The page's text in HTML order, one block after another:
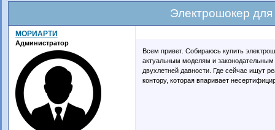
Электрошокер
МОРИАРТИ
Администратор
Всем привет. Собираюсь купить
актуальным моделям и
двухлетней давности. Где сейчас ищут
контору, которая впаривает